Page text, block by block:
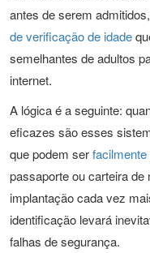
antes de serem
de verificação de idade
semelhantes de adultos
internet.
A lógica é a seguinte:
eficazes são esses
que podem ser
passaporte ou carteira
implantação cada vez
identificação levará
falhas de segurança.